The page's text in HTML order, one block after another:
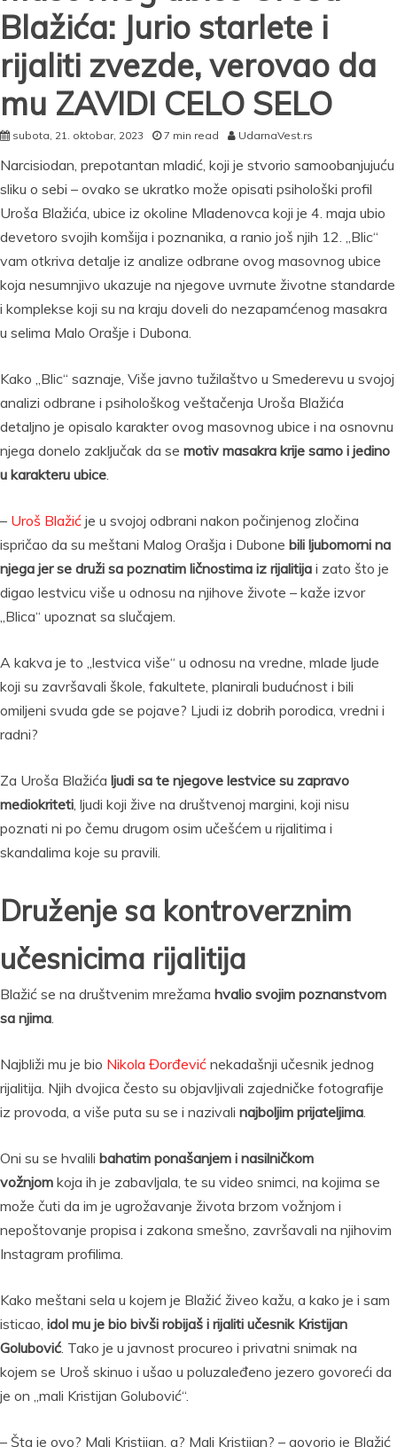
Blažića: Jurio starlete i
rijaliti zvezde, verovao da
mu ZAVIDI CELO SELO
subota, 21. oktobar, 2023 7 min read UdarnaVest.rs
Narcisiodan, prepotantan mladić, koji je stvorio samoobanjujuću
sliku o sebi – ovako se ukratko može opisati psihološki profil
Uroša Blažića, ubice iz okoline Mladenovca koji je 4. maja ubio
devetoro svojih komšija i poznanika, a ranio još njih 12. „Blic“
vam otkriva detalje iz analize odbrane ovog masovnog ubice
koja nesumnjivo ukazuje na njegove uvrnute životne standarde
i komplekse koji su na kraju doveli do nezapamćenog masakra
u selima Malo Orašje i Dubona.
Kako „Blic“ saznaje, Više javno tužilaštvo u Smederevu u svojoj
analizi odbrane i psihološkog veštačenja Uroša Blažića
detaljno je opisalo karakter ovog masovnog ubice i na osnovnu
njega donelo zaključak da se motiv masakra krije samo i jedino
u karakteru ubice.
– Uroš Blažić je u svojoj odbrani nakon počinjenog zločina
ispričao da su meštani Malog Orašja i Dubone bili ljubomorni na
njega jer se druži sa poznatim ličnostima iz rijalitija i zato što je
digao lestvicu više u odnosu na njihove živote – kaže izvor
„Blica“ upoznat sa slučajem.
A kakva je to „lestvica više“ u odnosu na vredne, mlade ljude
koji su završavali škole, fakultete, planirali budućnost i bili
omiljeni svuda gde se pojave? Ljudi iz dobrih porodica, vredni i
radni?
Za Uroša Blažića ljudi sa te njegove lestvice su zapravo
mediokriteti, ljudi koji žive na društvenoj margini, koji nisu
poznati ni po čemu drugom osim učešćem u rijalitima i
skandalima koje su pravili.
Druženje sa kontroverznim
učesnicima rijalitija
Blažić se na društvenim mrežama hvalio svojim poznanstvom
sa njima.
Najbliži mu je bio Nikola Đorđević nekadašnji učesnik jednog
rijalitija. Njih dvojica često su objavljivali zajedničke fotografije
iz provoda, a više puta su se i nazivali najboljim prijateljima.
Oni su se hvalili bahatim ponašanjem i nasilničkom
vožnjom koja ih je zabavljala, te su video snimci, na kojima se
može čuti da im je ugrožavanje života brzom vožnjom i
nepoštovanje propisa i zakona smešno, završavali na njihovim
Instagram profilima.
Kako meštani sela u kojem je Blažić živeo kažu, a kako je i sam
isticao, idol mu je bio bivši robijaš i rijaliti učesnik Kristijan
Golubović. Tako je u javnost procureo i privatni snimak na
kojem se Uroš skinuo i ušao u poluzaleđeno jezero govoreći da
je on „mali Kristijan Golubović“.
– Šta je ovo? Mali Kristijan, a? Mali Kristijan? – govorio je Blažić